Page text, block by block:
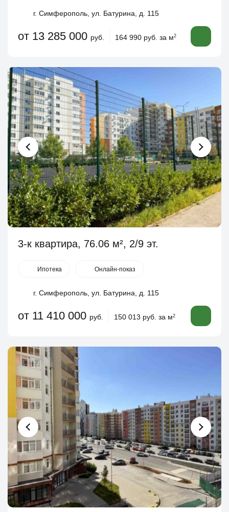
г. Симферополь, ул. Батурина, д. 115
от 13 285 000 руб. 164 990 руб. за м2
3-к квартира, 76.06 м², 2/9 эт.
Ипотека Онлайн-показ
г. Симферополь, ул. Батурина, д. 115
от 11 410 000 руб. 150 013 руб. за м2